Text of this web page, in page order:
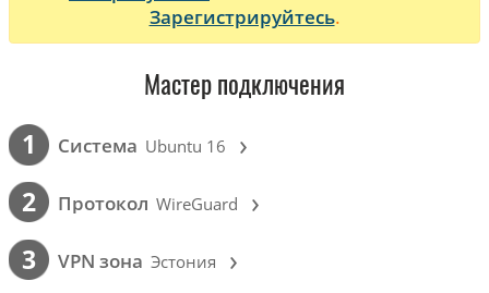
Зарегистрируйтесь.
Мастер подключения
1 Cистема Ubuntu 16 ›
2 Протокол WireGuard ›
3 VPN зона Эстония ›